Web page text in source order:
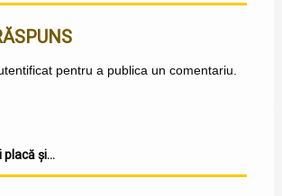
pentru a publica un comentariu.
placă și...